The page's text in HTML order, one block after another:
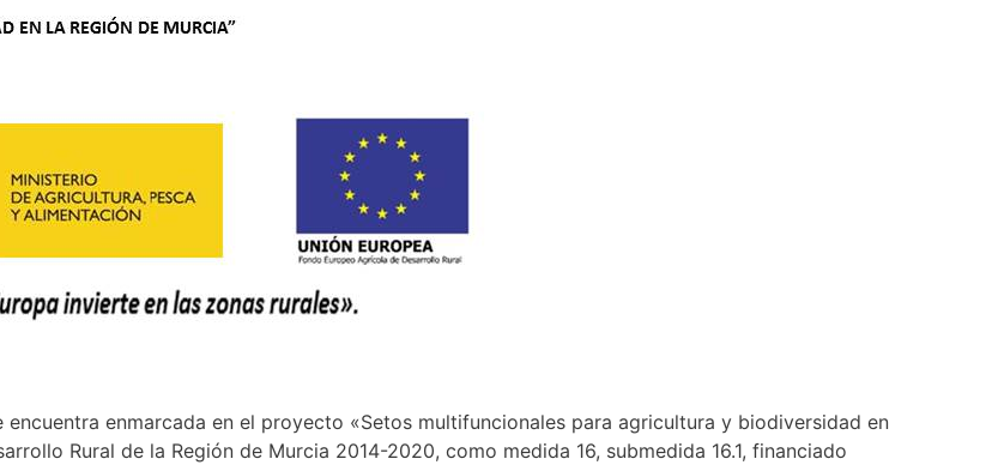
enmarcada en el proyecto «Setos multifuncionales para agricultura y biodiversidad en
Rural de la Región de Murcia 2014-2020, como medida 16, submedida 16.1, financiado